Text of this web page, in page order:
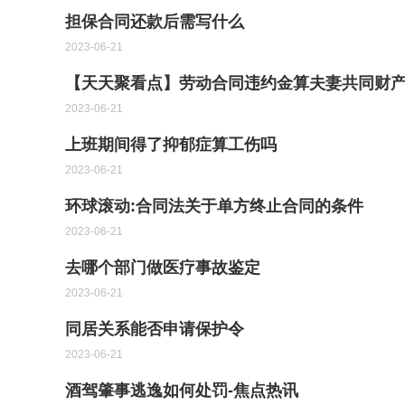
担保合同还款后需写什么
2023-06-21
【天天聚看点】劳动合同违约金算夫妻共同财
2023-06-21
上班期间得了抑郁症算工伤吗
2023-06-21
环球滚动:合同法关于单方终止合同的条件
2023-06-21
去哪个部门做医疗事故鉴定
2023-06-21
同居关系能否申请保护令
2023-06-21
酒驾肇事逃逸如何处罚-焦点热讯